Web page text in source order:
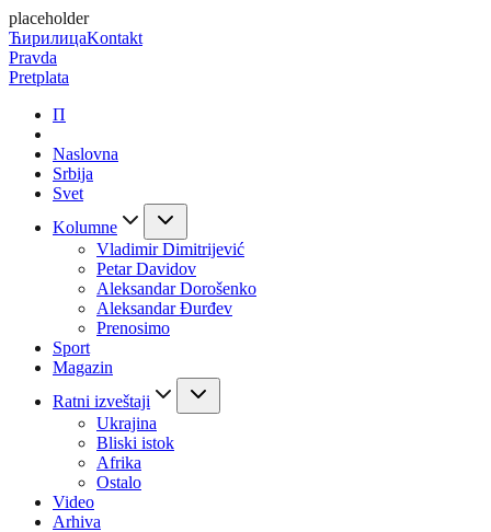
placeholder
ЋирилицаKontakt
Pravda
Pretplata
П
Naslovna
Srbija
Svet
Kolumne
Vladimir Dimitrijević
Petar Davidov
Aleksandar Dorošenko
Aleksandar Đurđev
Prenosimo
Sport
Magazin
Ratni izveštaji
Ukrajina
Bliski istok
Afrika
Ostalo
Video
Arhiva